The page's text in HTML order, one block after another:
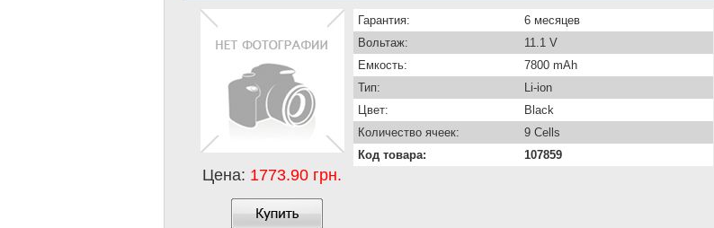
Цена: 1773.90 грн.
Гарантия:
6 месяцев
Вольтаж:
11.1 V
Емкость:
7800 mAh
Тип:
Li-ion
Цвет:
Black
Количество ячеек:
9 Cells
Код товара:
107859